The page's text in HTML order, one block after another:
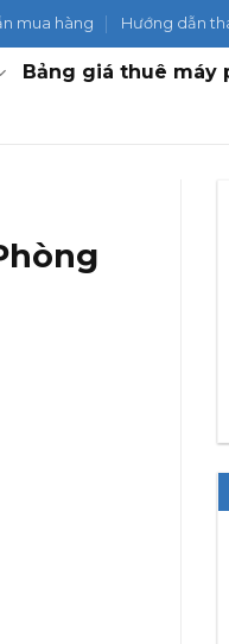
mua hàng Hướng dẫn
Bảng giá thuê máy